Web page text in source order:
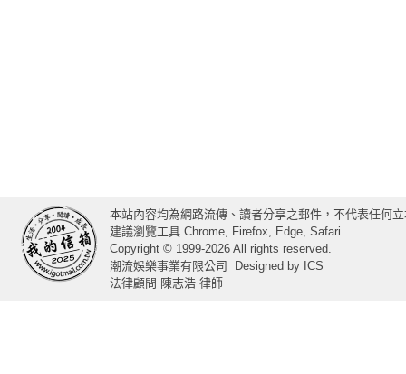
本站內容均為網路流傳、讀者分享之郵件，不代表任何
建議瀏覽工具 Chrome, Firefox, Edge, Safari
Copyright © 1999-2026 All rights reserved.
潮流娛樂事業有限公司
Designed by ICS
法律顧問 陳志浩 律師